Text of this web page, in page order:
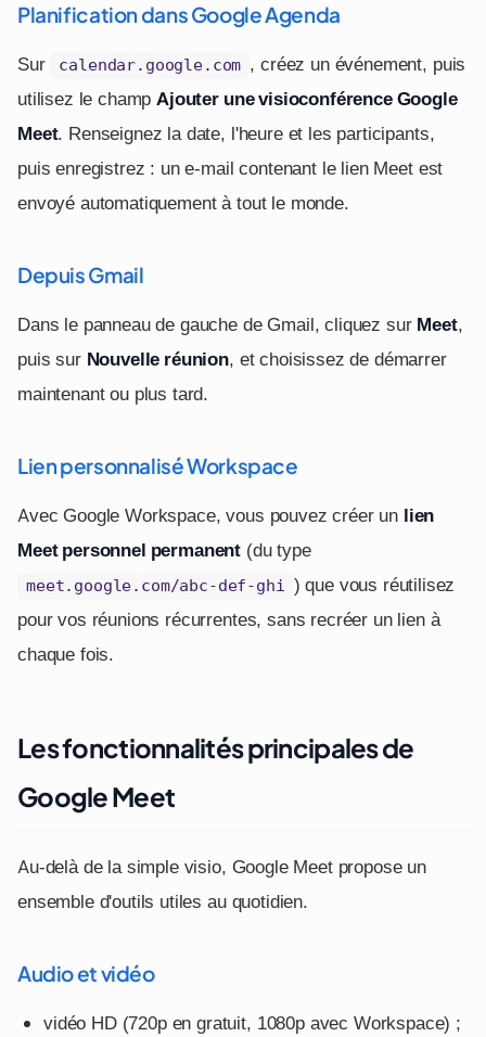
Planification dans Google Agenda
Sur calendar.google.com , créez un événement, puis
utilisez le champAjouter une visioconférence Google
Meet. Renseignez la date, l'heure et les participants,
puis enregistrez : un e-mail contenant le lien Meet est
envoyé automatiquement à tout le monde.
Depuis Gmail
Dans le panneau de gauche de Gmail, cliquez sur Meet,
puis sur Nouvelle réunion, et choisissez de démarrer
maintenant ou plus tard.
Lien personnalisé Workspace
Avec Google Workspace, vous pouvez créer un lien
Meet personnel permanent (du type
meet.google.com/abc-def-ghi ) que vous réutilisez
pour vos réunions récurrentes, sans recréer un lien à
chaque fois.
Les fonctionnalités principales de
Google Meet
Au-delà de la simple visio, Google Meet propose un
ensemble d'outils utiles au quotidien.
Audio et vidéo
vidéo HD (720p en gratuit, 1080p avec Workspace) ;